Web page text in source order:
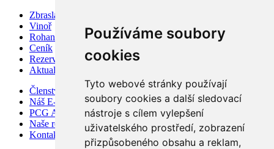
Používáme soubory
cookies
Tyto webové stránky používají
soubory cookies a další sledovací
nástroje s cílem vylepšení
uživatelského prostředí, zobrazení
přizpůsobeného obsahu a reklam,
Zbraslav
Vinoř
Rohan
Ceník
Rezervace hracího času
Aktuality
Členství v Prague City Golf Club 2026
Náš E-shop
PCG Academy
Naše restaurace Soul.ad, koncept
Kontakty